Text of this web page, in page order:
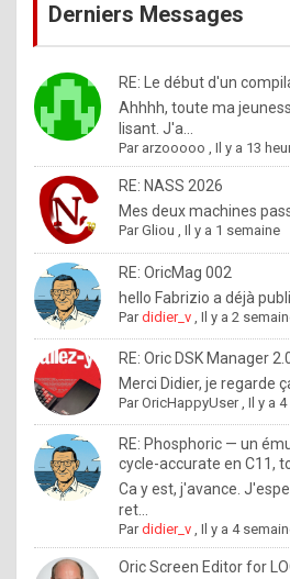
%
m
a
d
b
y
o
l
e
x
.
I
f
y
o
Derniers Messages
RE: Le début d'un
Ahhhh, toute ma
lisant. J'a...
Par arzooooo ,Il y a 13
RE: NASS 2026
Mes deux machines
ParGliou ,Il y a 1 semaine
RE: OricMag 002
hello Fabrizio a déjà
Pardidier_v ,Il y a 2
RE: Oric DSK Manager
Merci Didier, je regarde
ParOricHappyUser,Il y a
RE: Phosphoric — un
cycle-accurate en C11,
Ca y est, j'avance.
ret...
Pardidier_v ,Il y a 4
Oric Screen Editor for